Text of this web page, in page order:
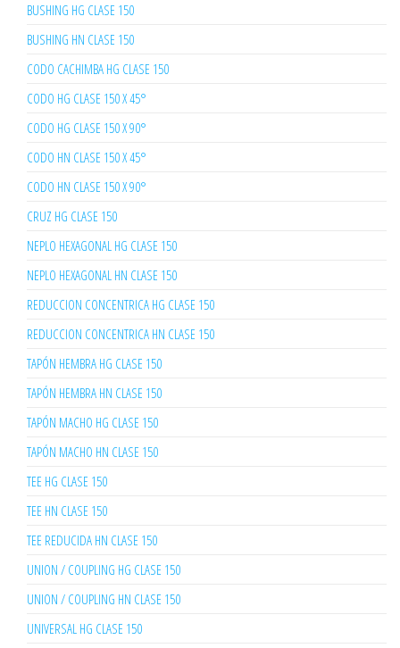
BUSHING HG CLASE 150
BUSHING HN CLASE 150
CODO CACHIMBA HG CLASE 150
CODO HG CLASE 150 X 45°
CODO HG CLASE 150 X 90°
CODO HN CLASE 150 X 45°
CODO HN CLASE 150 X 90°
CRUZ HG CLASE 150
NEPLO HEXAGONAL HG CLASE 150
NEPLO HEXAGONAL HN CLASE 150
REDUCCION CONCENTRICA HG CLASE 150
REDUCCION CONCENTRICA HN CLASE 150
TAPÓN HEMBRA HG CLASE 150
TAPÓN HEMBRA HN CLASE 150
TAPÓN MACHO HG CLASE 150
TAPÓN MACHO HN CLASE 150
TEE HG CLASE 150
TEE HN CLASE 150
TEE REDUCIDA HN CLASE 150
UNION / COUPLING HG CLASE 150
UNION / COUPLING HN CLASE 150
UNIVERSAL HG CLASE 150